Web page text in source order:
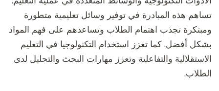
تساهم هذه المبادرة في توفير وسائل تعليمية متطورة
ومبتكرة تجذب اهتمام الطلاب وتساعدهم على فهم المواد
بشكل أفضل. كما تعزز استخدام التكنولوجيا في التعليم
الاستقلالية والتفاعلية وتعزز مهارات البحث والتحليل لدى
الطلاب.